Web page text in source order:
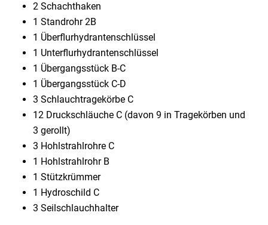
2 Schachthaken
1 Standrohr 2B
1 Überflurhydrantenschlüssel
1 Unterflurhydrantenschlüssel
1 Übergangsstück B-C
1 Übergangsstück C-D
3 Schlauchtragekörbe C
12 Druckschläuche C (davon 9 in Tragekörben und
3 gerollt)
3 Hohlstrahlrohre C
1 Hohlstrahlrohr B
1 Stützkrümmer
1 Hydroschild C
3 Seilschlauchhalter